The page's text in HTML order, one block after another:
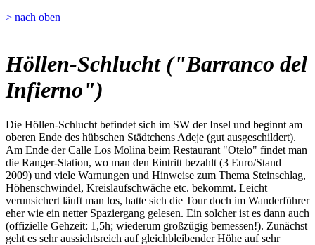
> nach oben
Höllen-Schlucht ("Barranco del
Infierno")
Die Höllen-Schlucht befindet sich im SW der Insel und beginnt am
oberen Ende des hübschen Städtchens Adeje (gut ausgeschildert).
Am Ende der Calle Los Molina beim Restaurant "Otelo" findet man
die Ranger-Station, wo man den Eintritt bezahlt (3 Euro/Stand
2009) und viele Warnungen und Hinweise zum Thema Steinschlag,
Höhenschwindel, Kreislaufschwäche etc. bekommt. Leicht
verunsichert läuft man los, hatte sich die Tour doch im Wanderführer
eher wie ein netter Spaziergang gelesen. Ein solcher ist es dann auch
(offizielle Gehzeit: 1,5h; wiederum großzügig bemessen!). Zunächst
geht es sehr aussichtsreich auf gleichbleibender Höhe auf sehr